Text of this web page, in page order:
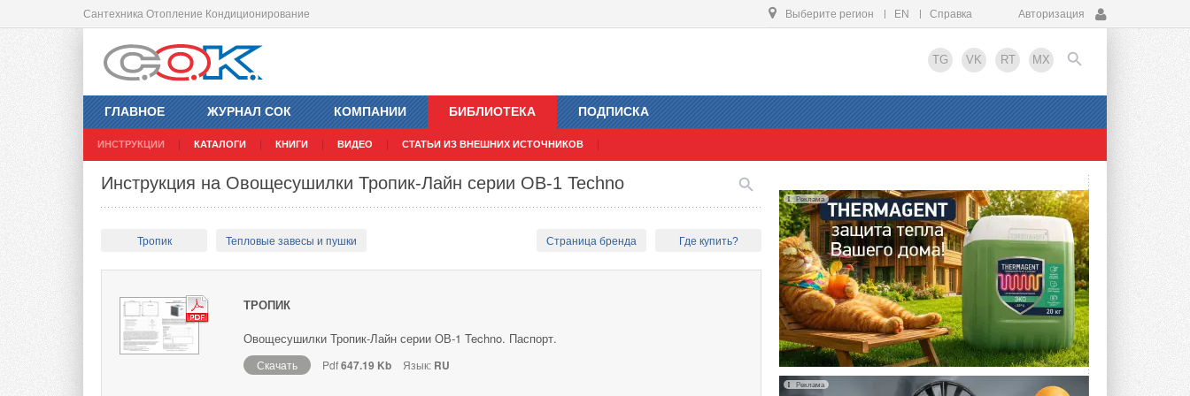
Сантехника Отопление Кондиционирование Выберите регион EN Справка Авторизация
TG VK RT MX
ГЛАВНОЕ ЖУРНАЛ СОК КОМПАНИИ БИБЛИОТЕКА
ИНСТРУКЦИИ КАТАЛОГИ КНИГИ ВИДЕО СТАТЬИ ИЗ ВНЕШНИХ ИСТОЧНИКОВ
ПОДПИСКА
EN
Инструкция на Овощесушилки Тропик-Лайн серии ОВ-1 Techno
Тропик Тепловые завесы и пушки Страница бренда Где купить?
ТРОПИК
Овощесушилки Тропик-Лайн серии ОВ-1 Techno. Паспорт.
Скачать Pdf647.19 Kb Язык: RU
Реклама
Реклама